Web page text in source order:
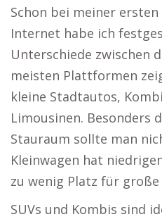
Schon bei meiner
Internet habe ich
Unterschiede zwischen
meisten Plattformen
kleine Stadtautos,
Limousinen. Besonders
Stauraum sollte man
Kleinwagen hat
zu wenig Platz für große
SUVs und Kombis sind